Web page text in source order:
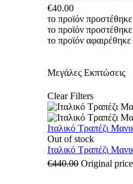
€40.00
το προϊόν
το προϊόν
το προϊόν
Μεγάλες Εκπτώσεις
Clear Filters
Ιταλικό Τραπέζι
Out of stock
Ιταλικό Τραπέζι
€440.00 Original